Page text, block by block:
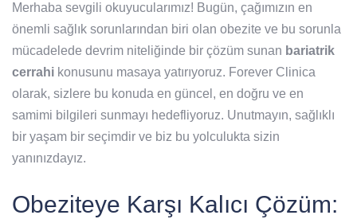
Merhaba sevgili okuyucularımız! Bugün, çağımızın en
önemli sağlık sorunlarından biri olan obezite ve bu sorunla
mücadelede devrim niteliğinde bir çözüm sunan bariatrik
cerrahi konusunu masaya yatırıyoruz. Forever Clinica
olarak, sizlere bu konuda en güncel, en doğru ve en
samimi bilgileri sunmayı hedefliyoruz. Unutmayın, sağlıklı
bir yaşam bir seçimdir ve biz bu yolculukta sizin
yanınızdayız.
Obeziteye Karşı Kalıcı Çözüm: